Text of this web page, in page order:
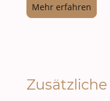
Mehr erfahren